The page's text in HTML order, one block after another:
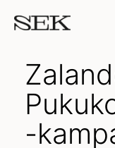
-